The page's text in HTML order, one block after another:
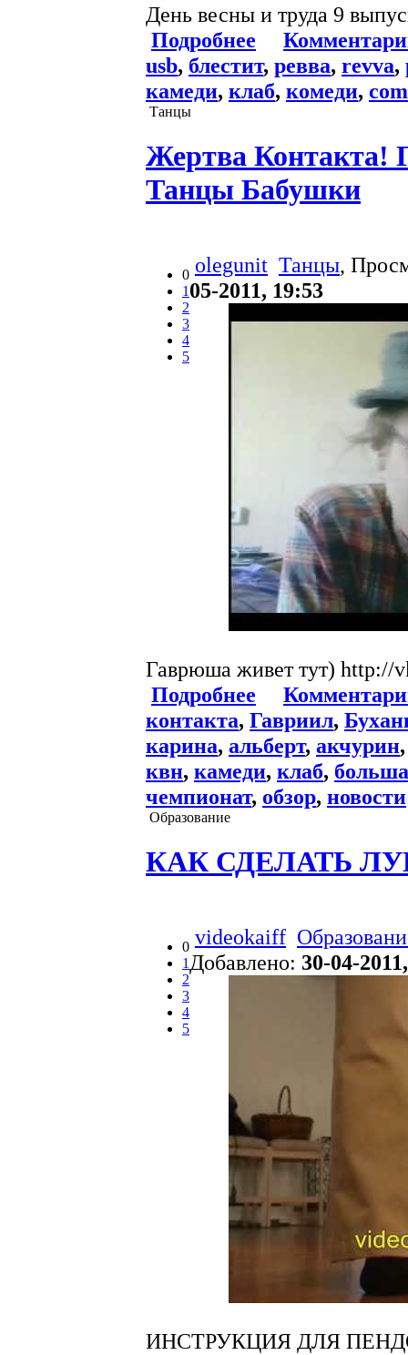
День весны и труда 9
Подробнее
usb, блестит, ревва, revva,
камеди, клаб, комеди,
Танцы
Жертва Контакта!
Танцы Бабушки
0
1
2
3
4
5
olegunit Танцы,
05-2011, 19:53
Гаврюша живет тут) http://
Подробнее
контакта, Гавриил,
карина, альберт, акчурин
квн, камеди, клаб,
чемпионат, обзор, новости
Образование
КАК СДЕЛАТЬ
0
1
2
3
4
5
videokaiff
Добавлено: 30-04-
ИНСТРУКЦИЯ ДЛЯ